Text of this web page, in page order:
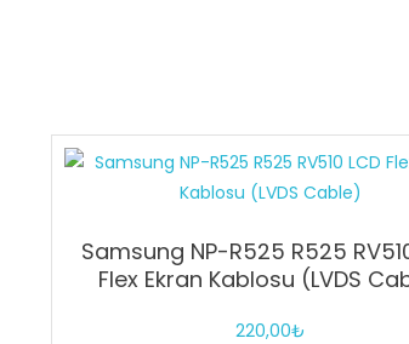
Samsung NP-R525 R525
Flex Ekran Kablosu (LVDS
220,00₺